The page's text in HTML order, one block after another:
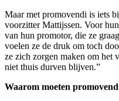
Maar met promovendi is iets
voorzitter Mattijssen. Voor
van hun promotor, die ze
voelen ze de druk om toch
ze zich zorgen maken om het
niet thuis durven blijven.”
Waarom moeten